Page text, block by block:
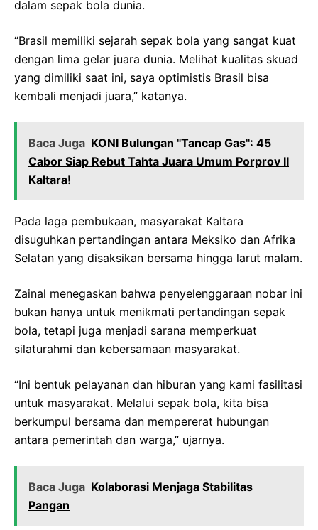
dalam sepak bola dunia.
“Brasil memiliki sejarah sepak bola yang sangat kuat
dengan lima gelar juara dunia. Melihat kualitas skuad
yang dimiliki saat ini, saya optimistis Brasil bisa
kembali menjadi juara,” katanya.
Baca Juga ‎KONI Bulungan "Tancap Gas": 45
Cabor Siap Rebut Tahta Juara Umum Porprov II
Kaltara!‎
Pada laga pembukaan, masyarakat Kaltara
disuguhkan pertandingan antara Meksiko dan Afrika
Selatan yang disaksikan bersama hingga larut malam.
Zainal menegaskan bahwa penyelenggaraan nobar ini
bukan hanya untuk menikmati pertandingan sepak
bola, tetapi juga menjadi sarana memperkuat
silaturahmi dan kebersamaan masyarakat.
“Ini bentuk pelayanan dan hiburan yang kami fasilitasi
untuk masyarakat. Melalui sepak bola, kita bisa
berkumpul bersama dan mempererat hubungan
antara pemerintah dan warga,” ujarnya.
Baca Juga Kolaborasi Menjaga Stabilitas
Pangan